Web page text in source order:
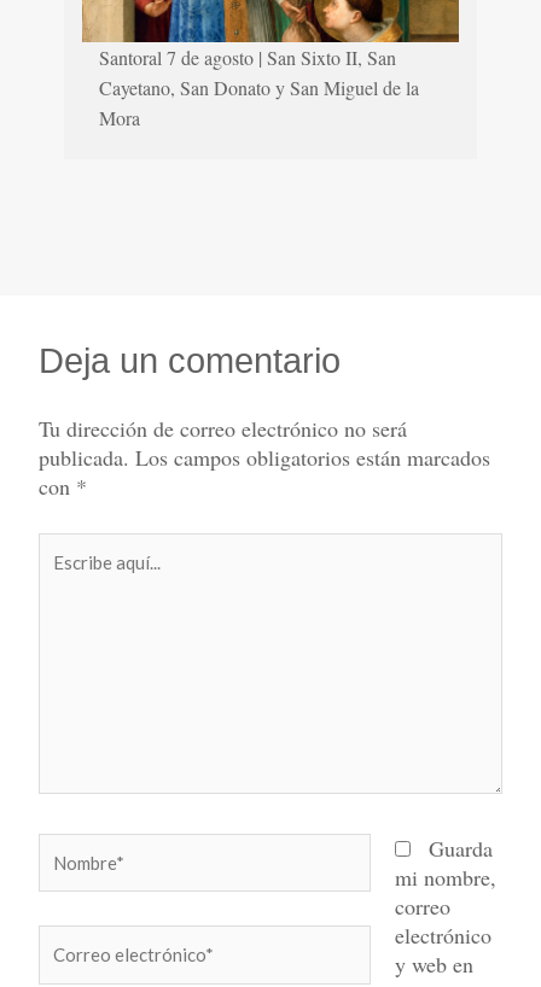
Santoral 7 de agosto | San Sixto II, San
Cayetano, San Donato y San Miguel de la
Mora
Deja un comentario
Tu dirección de correo electrónico no será
publicada. Los campos obligatorios están marcados
con *
aquí...
electrónico*
Guarda
mi nombre,
correo
electrónico
y web en